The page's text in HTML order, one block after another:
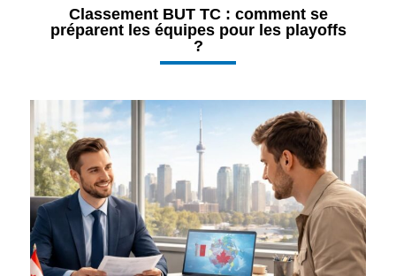
Classement BUT TC : comment se
préparent les équipes pour les playoffs
?